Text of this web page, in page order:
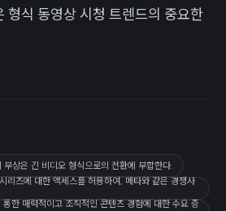
형식 동영상 시청 트렌드의 중요한
상은 긴 비디오 형식으로의 전환에 부합한다.
즈에 대한 액세스를 허용하여, 메타와 같은 경쟁사
한 매력적이고 조직적인 콘텐츠 경험에 대한 수요 증